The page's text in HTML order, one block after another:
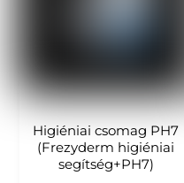
Higiéniai csomag PH7
(Frezyderm higiéniai
segítség+PH7)